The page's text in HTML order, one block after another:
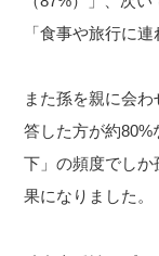
「食事や旅行に
また孫を親に会
答した方が約80%
下」の頻度でし
果になりました。